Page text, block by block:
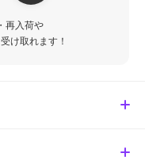
再入荷や
け取れます！